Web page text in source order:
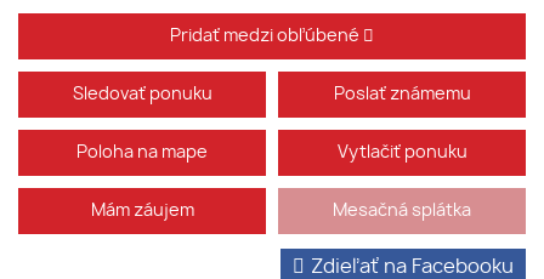
Pridať medzi obľúbené
Sledovať ponuku Poslať známemu
Poloha na mape Vytlačiť ponuku
Mám záujem Mesačná splátka
Zdieľať na Facebooku